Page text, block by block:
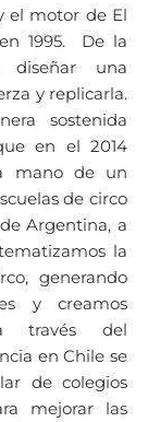
el motor de El
1995. De la
diseñar una
y replicarla.
sostenida
en el 2014
mano de un
de circo
Argentina, a
la
generando
y creamos
través del
en Chile se
de colegios
mejorar las